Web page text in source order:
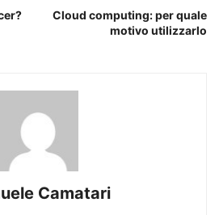
Cloud computing: per quale
motivo utilizzarlo
Camatari